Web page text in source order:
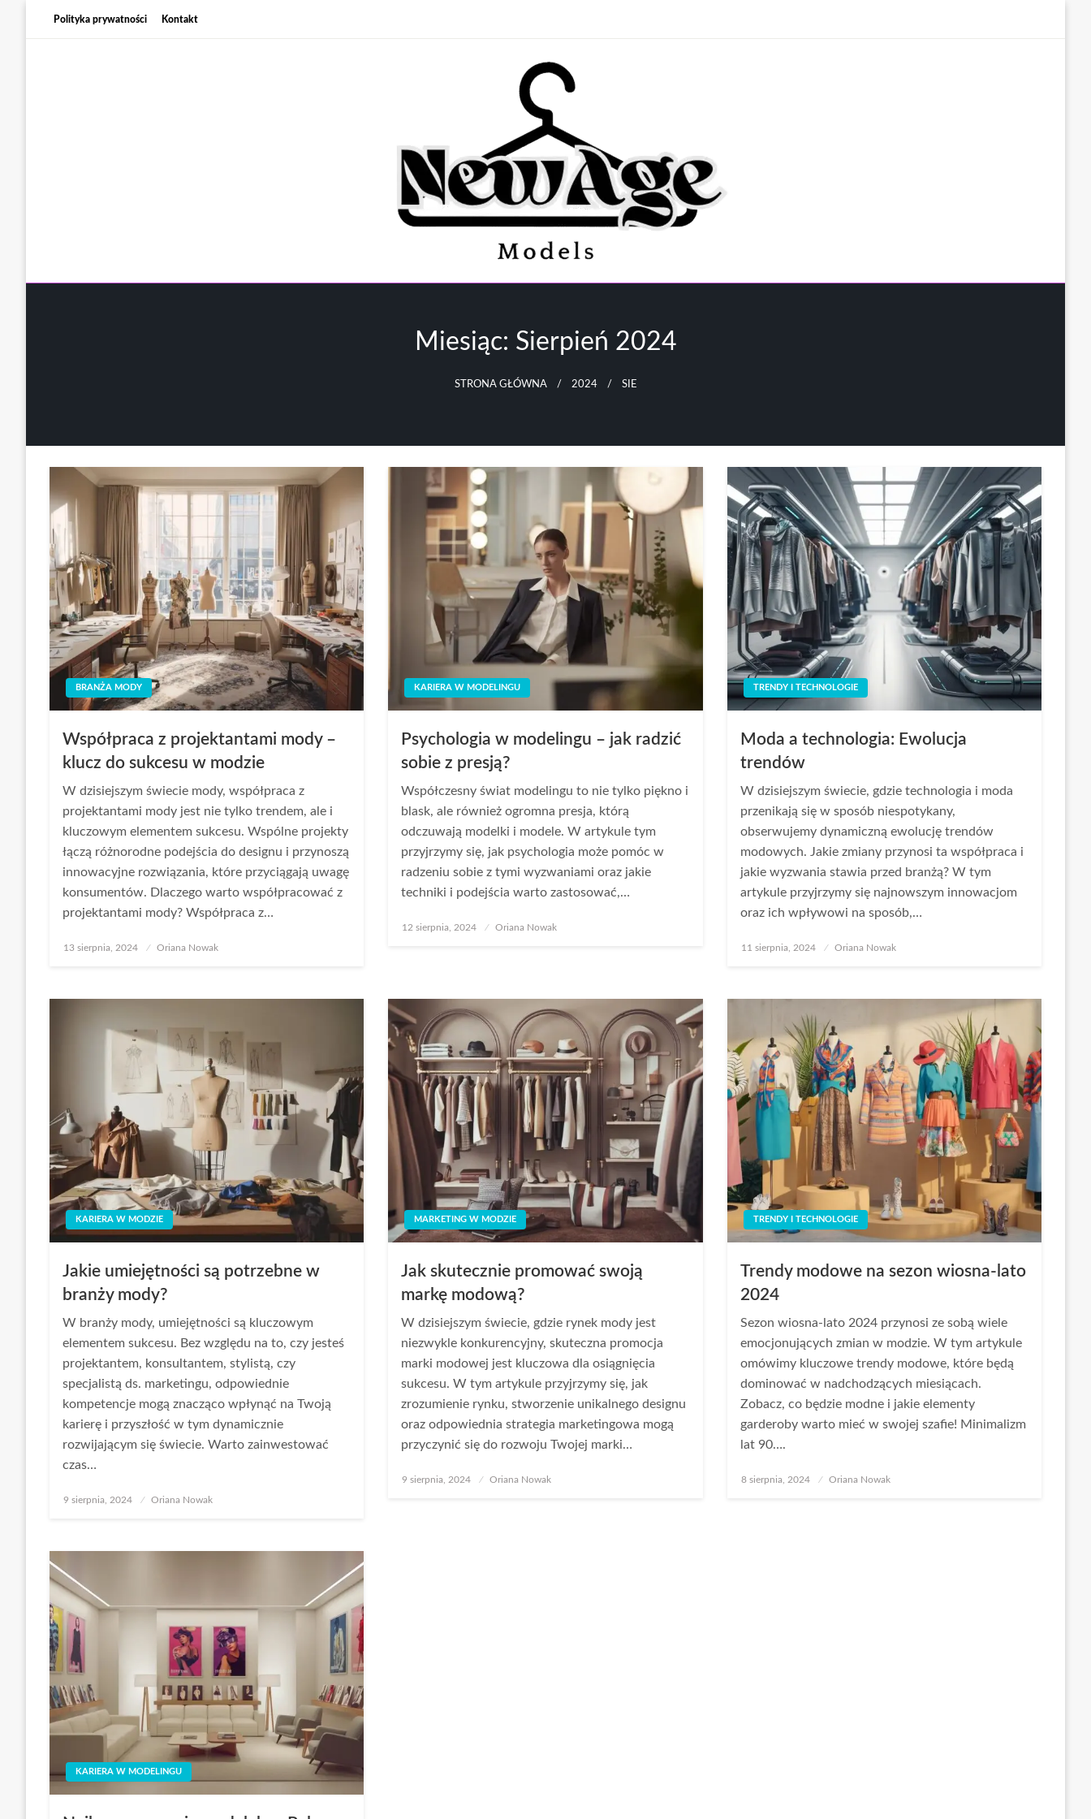
Polityka prywatności Kontakt
Miesiąc: Sierpień 2024
STRONA GŁÓWNA 2024 SIE
BRANŻA MODY
Współpraca z projektantami mody –
klucz do sukcesu w modzie
W dzisiejszym świecie mody, współpraca z
projektantami mody jest nie tylko trendem, ale i
kluczowym elementem sukcesu. Wspólne projekty
łączą różnorodne podejścia do designu i przynoszą
innowacyjne rozwiązania, które przyciągają uwagę
konsumentów. Dlaczego warto współpracować z
projektantami mody? Współpraca z…
Opublikowane
13 sierpnia, 2024 Oriana Nowak
KARIERA W MODELINGU
Psychologia w modelingu – jak radzić
sobie z presją?
Współczesny świat modelingu to nie tylko piękno i
blask, ale również ogromna presja, którą
odczuwają modelki i modele. W artykule tym
przyjrzymy się, jak psychologia może pomóc w
radzeniu sobie z tymi wyzwaniami oraz jakie
techniki i podejścia warto zastosować,…
Opublikowane
12 sierpnia, 2024 Oriana Nowak
TRENDY I TECHNOLOGIE
Moda a technologia: Ewolucja
trendów
W dzisiejszym świecie, gdzie technologia i moda
przenikają się w sposób niespotykany,
obserwujemy dynamiczną ewolucję trendów
modowych. Jakie zmiany przynosi ta współpraca i
jakie wyzwania stawia przed branżą? W tym
artykule przyjrzymy się najnowszym innowacjom
oraz ich wpływowi na sposób,…
Opublikowane
11 sierpnia, 2024 Oriana Nowak
KARIERA W MODZIE
Jakie umiejętności są potrzebne w
branży mody?
W branży mody, umiejętności są kluczowym
elementem sukcesu. Bez względu na to, czy jesteś
projektantem, konsultantem, stylistą, czy
specjalistą ds. marketingu, odpowiednie
kompetencje mogą znacząco wpłynąć na Twoją
karierę i przyszłość w tym dynamicznie
rozwijającym się świecie. Warto zainwestować
czas…
Opublikowane
9 sierpnia, 2024 Oriana Nowak
MARKETING W MODZIE
Jak skutecznie promować swoją
markę modową?
W dzisiejszym świecie, gdzie rynek mody jest
niezwykle konkurencyjny, skuteczna promocja
marki modowej jest kluczowa dla osiągnięcia
sukcesu. W tym artykule przyjrzymy się, jak
zrozumienie rynku, stworzenie unikalnego designu
oraz odpowiednia strategia marketingowa mogą
przyczynić się do rozwoju Twojej marki…
Opublikowane
9 sierpnia, 2024 Oriana Nowak
TRENDY I TECHNOLOGIE
Trendy modowe na sezon wiosna-lato
2024
Sezon wiosna-lato 2024 przynosi ze sobą wiele
emocjonujących zmian w modzie. W tym artykule
omówimy kluczowe trendy modowe, które będą
dominować w nadchodzących miesiącach.
Zobacz, co będzie modne i jakie elementy
garderoby warto mieć w swojej szafie! Minimalizm
lat 90….
Opublikowane
8 sierpnia, 2024 Oriana Nowak
KARIERA W MODELINGU